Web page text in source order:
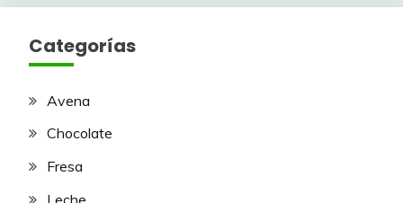
Categorías
Avena
Chocolate
Fresa
Leche